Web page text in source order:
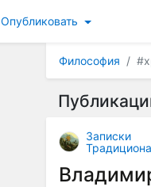
Опубликовать
Философия
Записки